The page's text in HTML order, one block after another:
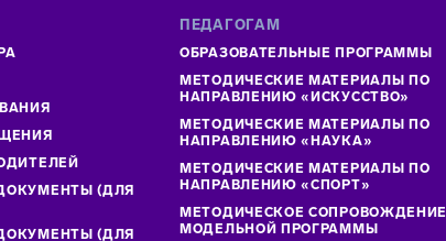
(ДЛЯ
(ДЛЯ
ПЕДАГОГАМ
ОБРАЗОВАТЕЛЬНЫЕ ПРОГРАММЫ
МЕТОДИЧЕСКИЕ МАТЕРИАЛЫ ПО
НАПРАВЛЕНИЮ «ИСКУССТВО»
МЕТОДИЧЕСКИЕ МАТЕРИАЛЫ ПО
НАПРАВЛЕНИЮ «НАУКА»
МЕТОДИЧЕСКИЕ МАТЕРИАЛЫ ПО
НАПРАВЛЕНИЮ «СПОРТ»
МЕТОДИЧЕСКОЕ СОПРОВОЖДЕНИЕ
МОДЕЛЬНОЙ ПРОГРАММЫ